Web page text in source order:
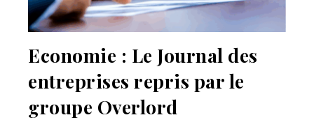
Economie : Le Journal des
entreprises repris par le
groupe Overlord